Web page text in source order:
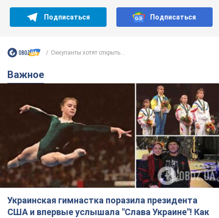
Подписаться Подписаться
Оккупанты хотят открыть...
Важное
Украинская гимнастка поразила президента
США и впервые услышала "Слава Украине"! Как